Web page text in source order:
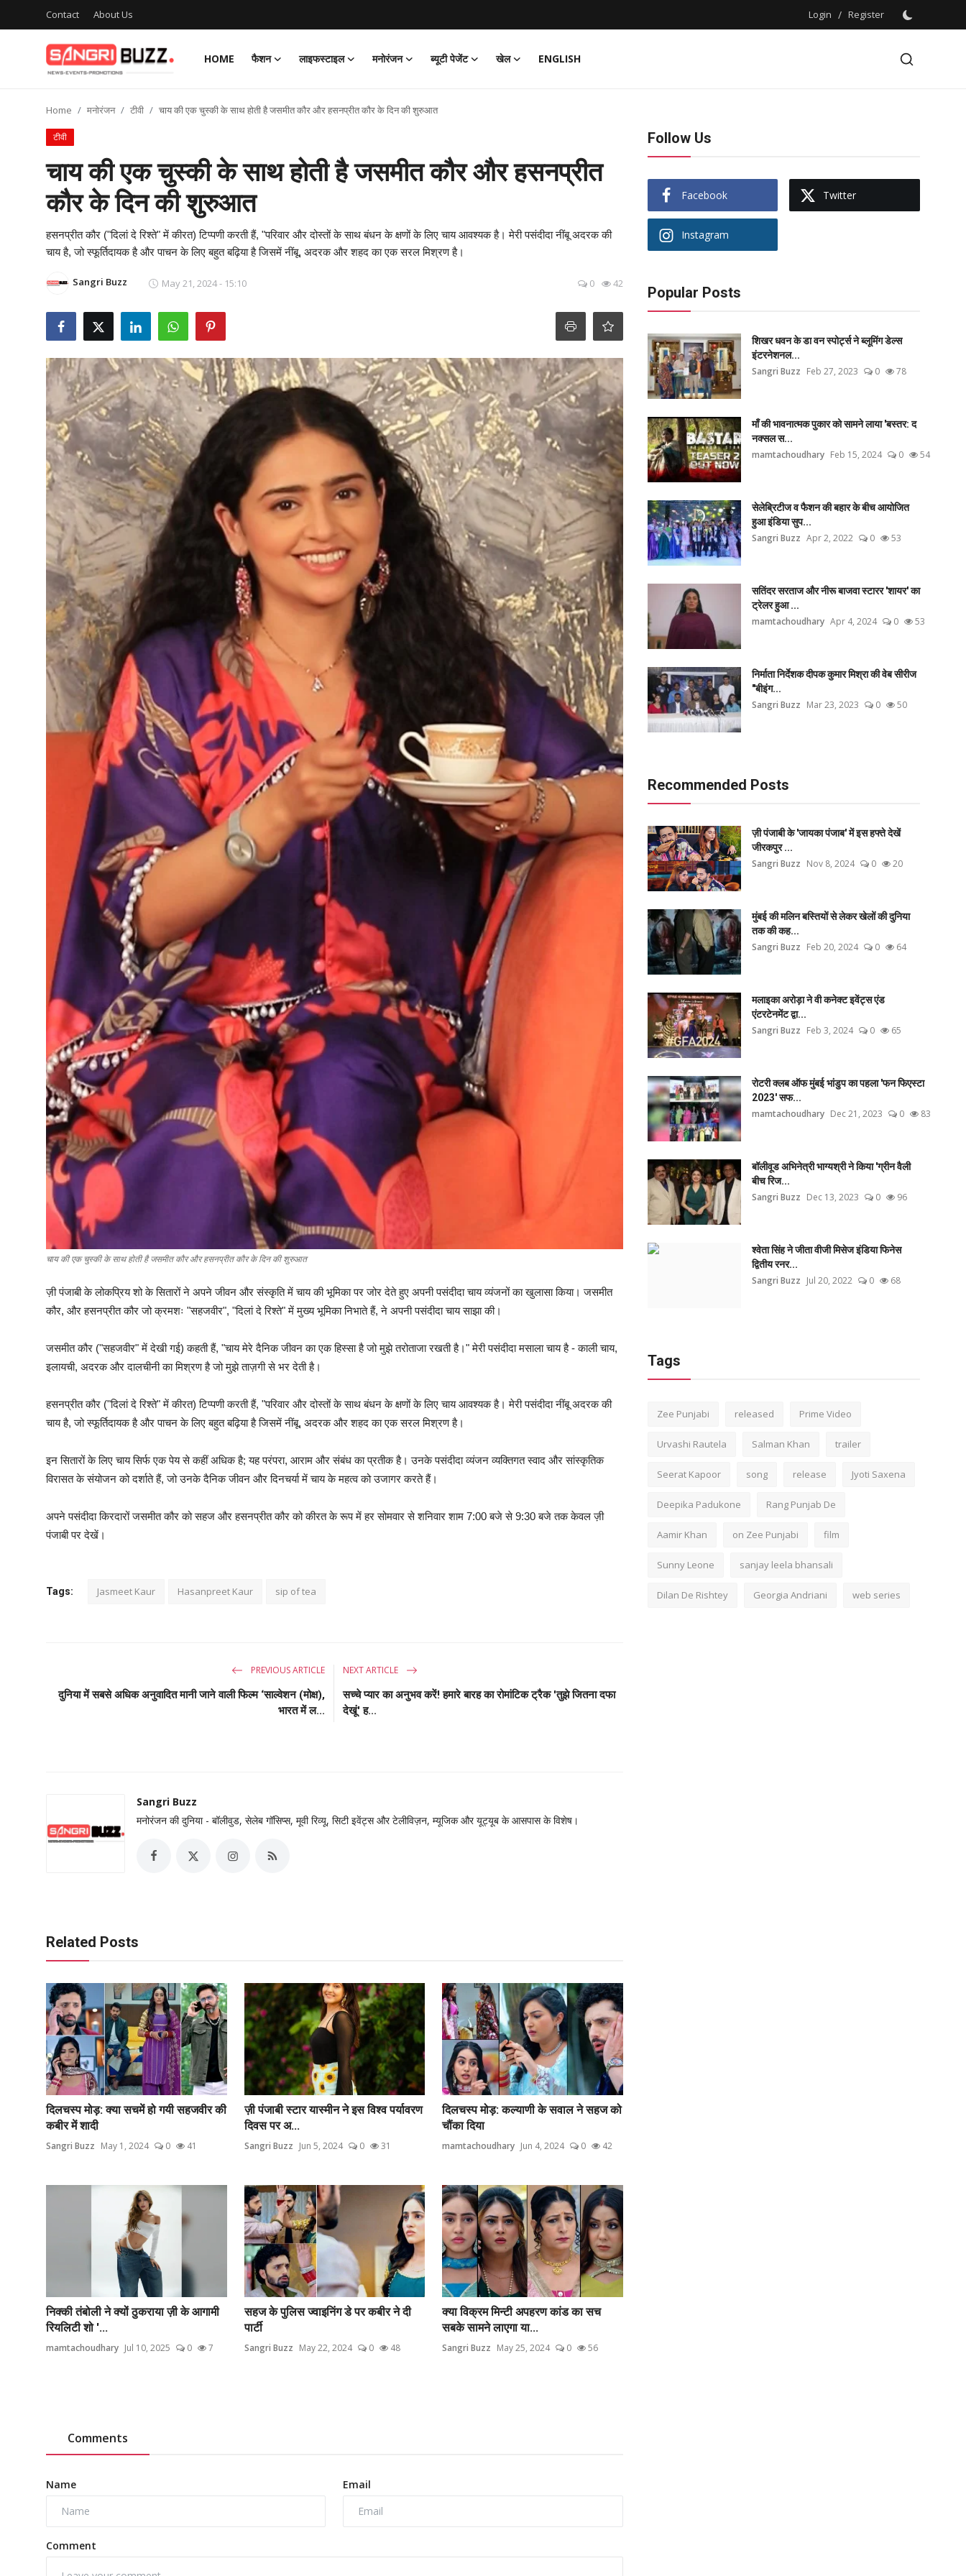
Contact About Us Login / Register
HOME फैशन लाइफस्टाइल मनोरंजन ब्यूटी पेजेंट खेल
ENGLISH
Login
About Us
English
Home मनोरंजन टीवी चाय की एक चुस्की के साथ होती है जसमीत कौर और हसनप्रीत कौर के दिन की शुरुआत
टीवी
चाय की एक चुस्की के साथ होती है जसमीत कौर और हसनप्रीत
कौर के दिन की शुरुआत
हसनप्रीत कौर ("दिलां दे रिश्ते" में कीरत) टिप्पणी करती हैं, "परिवार और दोस्तों के साथ बंधन के क्षणों के लिए चाय आवश्यक है। मेरी पसंदीदा नींबू अदरक की
चाय है, जो स्फूर्तिदायक है और पाचन के लिए बहुत बढ़िया है जिसमें नींबू, अदरक और शहद का एक सरल मिश्रण है।
Sangri Buzz May 21, 2024 - 15:10 0 42
चाय की एक चुस्की के साथ होती है जसमीत कौर और हसनप्रीत कौर के दिन की शुरुआत
ज़ी पंजाबी के लोकप्रिय शो के सितारों ने अपने जीवन और संस्कृति में चाय की भूमिका पर जोर देते हुए अपनी पसंदीदा चाय व्यंजनों का खुलासा किया। जसमीत
कौर, और हसनप्रीत कौर जो क्रमशः "सहजवीर", "दिलां दे रिश्ते" में मुख्य भूमिका निभाते हैं, ने अपनी पसंदीदा चाय साझा की।
जसमीत कौर ("सहजवीर" में देखी गई) कहती हैं, "चाय मेरे दैनिक जीवन का एक हिस्सा है जो मुझे तरोताजा रखती है।" मेरी पसंदीदा मसाला चाय है - काली चाय,
इलायची, अदरक और दालचीनी का मिश्रण है जो मुझे ताज़गी से भर देती है।
हसनप्रीत कौर ("दिलां दे रिश्ते" में कीरत) टिप्पणी करती हैं, "परिवार और दोस्तों के साथ बंधन के क्षणों के लिए चाय आवश्यक है। मेरी पसंदीदा नींबू अदरक की
चाय है, जो स्फूर्तिदायक है और पाचन के लिए बहुत बढ़िया है जिसमें नींबू, अदरक और शहद का एक सरल मिश्रण है।
इन सितारों के लिए चाय सिर्फ एक पेय से कहीं अधिक है; यह परंपरा, आराम और संबंध का प्रतीक है। उनके पसंदीदा व्यंजन व्यक्तिगत स्वाद और सांस्कृतिक
विरासत के संयोजन को दर्शाते हैं, जो उनके दैनिक जीवन और दिनचर्या में चाय के महत्व को उजागर करते हैं।
अपने पसंदीदा किरदारों जसमीत कौर को सहज और हसनप्रीत कौर को कीरत के रूप में हर सोमवार से शनिवार शाम 7:00 बजे से 9:30 बजे तक केवल ज़ी
पंजाबी पर देखें।
Tags: Jasmeet Kaur Hasanpreet Kaur sip of tea
PREVIOUS ARTICLE
दुनिया में सबसे अधिक अनुवादित मानी जाने वाली फिल्म ‘साल्वेशन (मोक्ष),
भारत में ल...
NEXT ARTICLE
सच्चे प्यार का अनुभव करें! हमारे बारह का रोमांटिक ट्रैक 'तुझे जितना दफा
देखूं' ह...
Sangri Buzz
मनोरंजन की दुनिया - बॉलीवुड, सेलेब गॉसिप्स, मूवी रिव्यू, सिटी इवेंट्स और टेलीविज़न, म्यूजिक और यूट्यूब के आसपास के विशेष।
Related Posts
दिलचस्प मोड़: क्या सचमें हो गयी सहजवीर की
कबीर में शादी
Sangri Buzz May 1, 2024 0 41
ज़ी पंजाबी स्टार यास्मीन ने इस विश्व पर्यावरण
दिवस पर अ...
Sangri Buzz Jun 5, 2024 0 31
दिलचस्प मोड़: कल्याणी के सवाल ने सहज को
चौंका दिया
mamtachoudhary Jun 4, 2024 0 42
निक्की तंबोली ने क्यों ठुकराया ज़ी के आगामी
रियलिटी शो '...
mamtachoudhary Jul 10, 2025 0 7
सहज के पुलिस ज्वाइनिंग डे पर कबीर ने दी
पार्टी
Sangri Buzz May 22, 2024 0 48
क्या विक्रम मिन्टी अपहरण कांड का सच
सबके सामने लाएगा या...
Sangri Buzz May 25, 2024 0 56
Comments
Name Email
Comment
Follow Us
Facebook Twitter
Instagram
Popular Posts
शिखर धवन के डा वन स्पोर्ट्स ने ब्लूमिंग डेल्स
इंटरनेशनल...
Sangri Buzz Feb 27, 2023 0 78
माँ की भावनात्मक पुकार को सामने लाया 'बस्तर: द
नक्सल स...
mamtachoudhary Feb 15, 2024 0 54
सेलेब्रिटीज व फैशन की बहार के बीच आयोजित
हुआ इंडिया सुप...
Sangri Buzz Apr 2, 2022 0 53
सतिंदर सरताज और नीरू बाजवा स्टारर 'शायर' का
ट्रेलर हुआ ...
mamtachoudhary Apr 4, 2024 0 53
निर्माता निर्देशक दीपक कुमार मिश्रा की वेब सीरीज
"बीइंग...
Sangri Buzz Mar 23, 2023 0 50
Recommended Posts
ज़ी पंजाबी के 'जायका पंजाब' में इस हफ्ते देखें
जीरकपुर ...
Sangri Buzz Nov 8, 2024 0 20
मुंबई की मलिन बस्तियों से लेकर खेलों की दुनिया
तक की कह...
Sangri Buzz Feb 20, 2024 0 64
मलाइका अरोड़ा ने वी कनेक्ट इवेंट्स एंड
एंटरटेनमेंट द्वा...
Sangri Buzz Feb 3, 2024 0 65
रोटरी क्लब ऑफ मुंबई भांडुप का पहला 'फन फिएस्टा
2023' सफ...
mamtachoudhary Dec 21, 2023 0 83
बॉलीवूड अभिनेत्री भाग्यश्री ने किया 'ग्रीन वैली
बीच रिज...
Sangri Buzz Dec 13, 2023 0 96
श्वेता सिंह ने जीता वीजी मिसेज इंडिया फिनेस
द्वितीय रनर...
Sangri Buzz Jul 20, 2022 0 68
Tags
Zee Punjabi released Prime Video
Urvashi Rautela Salman Khan trailer
Seerat Kapoor song release Jyoti Saxena
Deepika Padukone Rang Punjab De
Aamir Khan on Zee Punjabi film
Sunny Leone sanjay leela bhansali
Dilan De Rishtey Georgia Andriani web series